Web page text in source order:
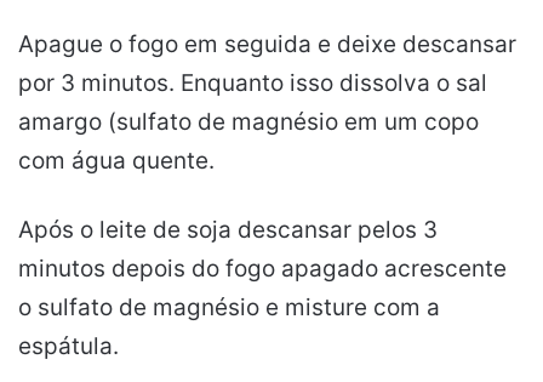
Apague o fogo em seguida e deixe descansar
por 3 minutos. Enquanto isso dissolva o sal
amargo (sulfato de magnésio em um copo
com água quente.
Após o leite de soja descansar pelos 3
minutos depois do fogo apagado acrescente
o sulfato de magnésio e misture com a
espátula.